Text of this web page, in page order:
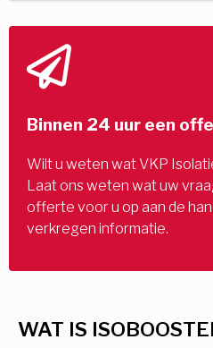
WAT IS
Binnen 24 uur een
Wilt u weten wat VKP
Laat ons weten wat uw
offerte voor u op aan de
verkregen informatie.